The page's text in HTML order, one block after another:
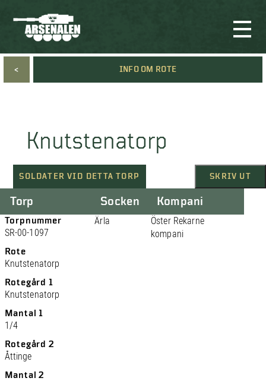
< INFO OM ROTE
Knutstenatorp
SOLDATER VID DETTA TORP SKRIV UT
Torp
Torpnummer
SR-00-1097
Rote
Knutstenatorp
Rotegård 1
Knutstenatorp
Mantal 1
1/4
Rotegård 2
Åttinge
Mantal 2
Socken
Ärla
Kompani
Öster Rekarne
kompani